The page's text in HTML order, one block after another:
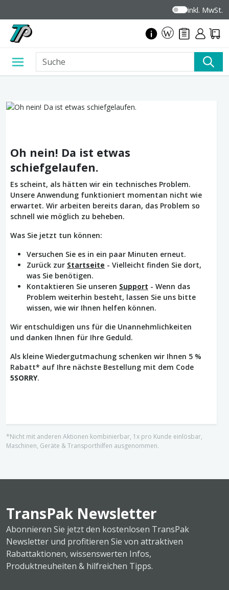
inkl. MwSt.
Oh nein! Da ist etwas
schiefgelaufen.
Es scheint, als hätten wir ein technisches Problem.
Unsere Anwendung funktioniert momentan nicht wie
erwartet. Wir arbeiten bereits daran, das Problem so
schnell wie möglich zu beheben.
Was Sie jetzt tun können:
Versuchen Sie es in ein paar Minuten erneut.
Zurück zur Startseite - Vielleicht finden Sie dort,
was Sie benötigen.
Kontaktieren Sie unseren Support - Wenn das
Problem weiterhin besteht, lassen Sie uns bitte
wissen, wie wir Ihnen helfen können.
Wir entschuldigen uns für die Unannehmlichkeiten
und danken Ihnen für Ihre Geduld.
Als kleine Wiedergutmachung schenken wir Ihnen 5 %
Rabatt* auf Ihre nächste Bestellung mit dem Code
5SORRY.
*Nicht mit anderen Aktionen kombinierbar, 1x pro Kunde einlösbar,
Maschinen, Geräte & Transporthilfen ausgenommen.
TransPak Newsletter
Abonnieren Sie jetzt den kostenlosen TransPak
Newsletter und profitieren Sie von attraktiven
Rabattaktionen, wissenswerten Infos,
Produktneuheiten & hilfreichen Tipps.